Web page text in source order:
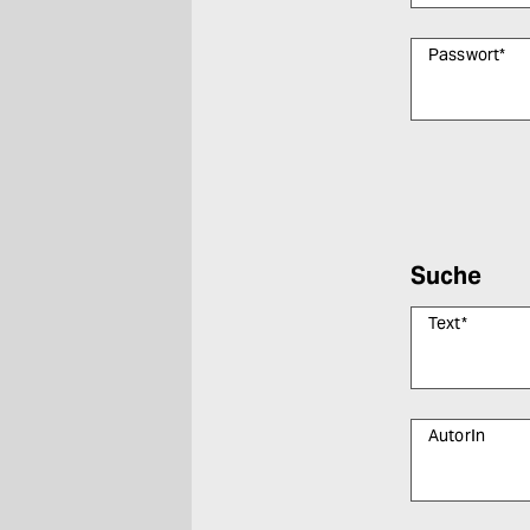
Passwort*
Suche
Text*
AutorIn